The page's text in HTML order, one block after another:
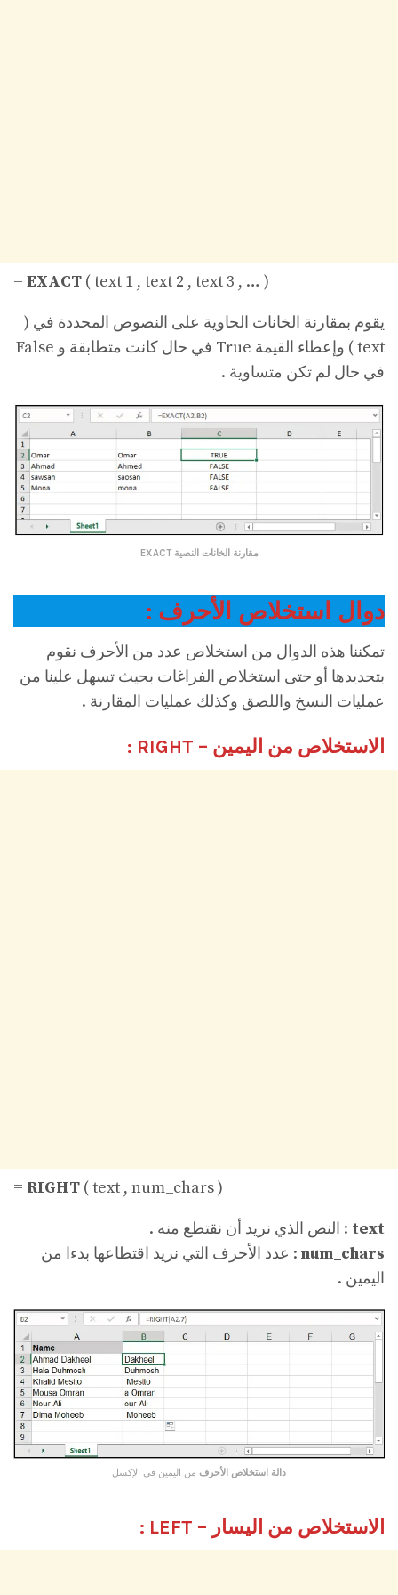
= EXACT ( text 1 , text 2 , text 3 , … )
يقوم بمقارنة الخانات الحاوية على النصوص المحددة في (
text ) وإعطاء القيمة True في حال كانت متطابقة و False
في حال لم تكن متساوية .
مقارنة الخانات النصية EXACT
دوال استخلاص الأحرف :
تمكننا هذه الدوال من استخلاص عدد من الأحرف نقوم
بتحديدها أو حتى استخلاص الفراغات بحيث تسهل علينا من
عمليات النسخ واللصق وكذلك عمليات المقارنة .
الاستخلاص من اليمين – RIGHT :
= RIGHT ( text , num_chars )
text : النص الذي نريد أن نقتطع منه .
num_chars : عدد الأحرف التي نريد اقتطاعها بدءا من
اليمين .
دالة استخلاص الأحرف من اليمين في الإكسل
الاستخلاص من اليسار – LEFT :